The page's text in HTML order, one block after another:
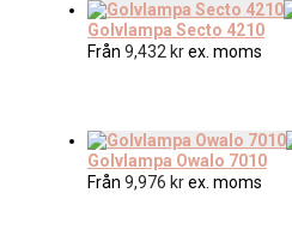
Golvlampa Secto 4210
Från 9,432 krex. moms
Golvlampa Owalo 7010
Från 9,976 krex. moms